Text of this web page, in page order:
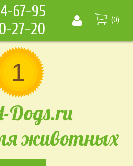
67-95
27-20
(0)
Dogs.ru
животных